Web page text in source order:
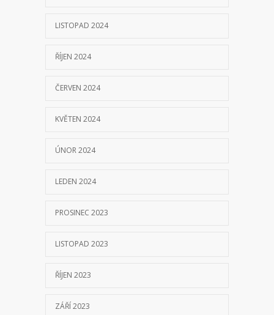
LISTOPAD 2024
ŘÍJEN 2024
ČERVEN 2024
KVĚTEN 2024
ÚNOR 2024
LEDEN 2024
PROSINEC 2023
LISTOPAD 2023
ŘÍJEN 2023
ZÁŘÍ 2023